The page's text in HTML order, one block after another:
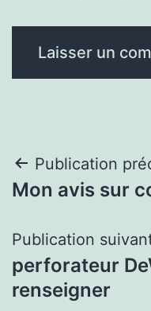
de
l’article
Publication
Mon avis sur
Publication
perforateur
renseigner